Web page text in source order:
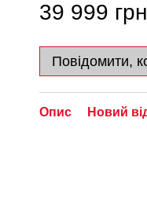
39 999 грн
Повідомити,
Опис Новий